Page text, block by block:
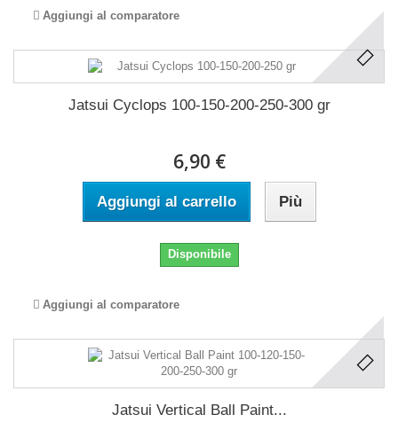
Aggiungi al comparatore
Jatsui Cyclops 100-150-200-250-300 gr
6,90 €
Aggiungi al carrello Più
Disponibile
Aggiungi al comparatore
Jatsui Vertical Ball Paint...